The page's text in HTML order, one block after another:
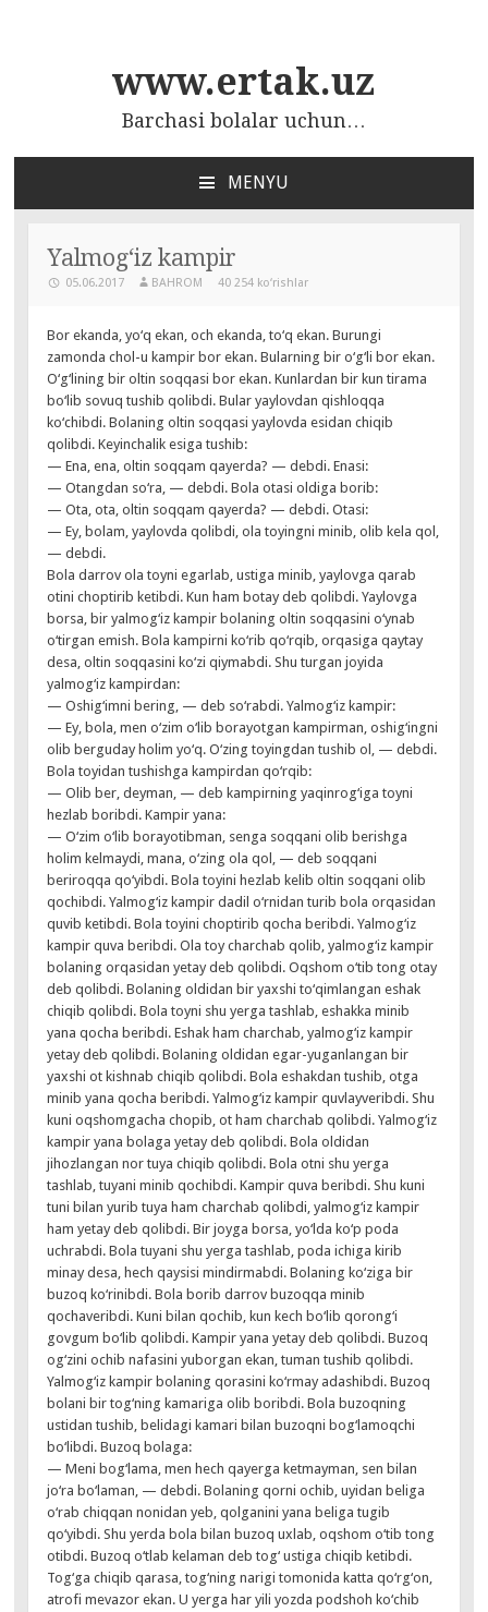
www.ertak.uz
Barchasi bolalar uchun…
MENYU
СОДЕРЖАНИЮ
Yalmog‘iz kampir
05.06.2017 BAHROM 40 254 ko‘rishlar
Bor ekanda, yo‘q ekan, och ekanda, to‘q ekan. Burungi
zamonda chol-u kampir bor ekan. Bularning bir o‘g‘li bor ekan.
O‘g‘lining bir oltin soqqasi bor ekan. Kunlardan bir kun tirama
bo‘lib sovuq tushib qolibdi. Bular yaylovdan qishloqqa
ko‘chibdi. Bolaning oltin soqqasi yaylovda esidan chiqib
qolibdi. Keyinchalik esiga tushib:
— Ena, ena, oltin soqqam qayerda? — debdi. Enasi:
— Otangdan so‘ra, — debdi. Bola otasi oldiga borib:
— Ota, ota, oltin soqqam qayerda? — debdi. Otasi:
— Ey, bolam, yaylovda qolibdi, ola toyingni minib, olib kela qol,
— debdi.
Bola darrov ola toyni egarlab, ustiga minib, yaylovga qarab
otini choptirib ketibdi. Kun ham botay deb qolibdi. Yaylovga
borsa, bir yalmog‘iz kampir bolaning oltin soqqasini o‘ynab
o‘tirgan emish. Bola kampirni ko‘rib qo‘rqib, orqasiga qaytay
desa, oltin soqqasini ko‘zi qiymabdi. Shu turgan joyida
yalmog‘iz kampirdan:
— Oshig‘imni bering, — deb so‘rabdi. Yalmog‘iz kampir:
— Ey, bola, men o‘zim o‘lib borayotgan kampirman, oshig‘ingni
olib berguday holim yo‘q. O‘zing toyingdan tushib ol, — debdi.
Bola toyidan tushishga kampirdan qo‘rqib:
— Olib ber, deyman, — deb kampirning yaqinrog‘iga toyni
hezlab boribdi. Kampir yana:
— O‘zim o‘lib borayotibman, senga soqqani olib berishga
holim kelmaydi, mana, o‘zing ola qol, — deb soqqani
beriroqqa qo‘yibdi. Bola toyini hezlab kelib oltin soqqani olib
qochibdi. Yalmog‘iz kampir dadil o‘rnidan turib bola orqasidan
quvib ketibdi. Bola toyini choptirib qocha beribdi. Yalmog‘iz
kampir quva beribdi. Ola toy charchab qolib, yalmog‘iz kampir
bolaning orqasidan yetay deb qolibdi. Oqshom o‘tib tong otay
deb qolibdi. Bolaning oldidan bir yaxshi to‘qimlangan eshak
chiqib qolibdi. Bola toyni shu yerga tashlab, eshakka minib
yana qocha beribdi. Eshak ham charchab, yalmog‘iz kampir
yetay deb qolibdi. Bolaning oldidan egar-yuganlangan bir
yaxshi ot kishnab chiqib qolibdi. Bola eshakdan tushib, otga
minib yana qocha beribdi. Yalmog‘iz kampir quvlayveribdi. Shu
kuni oqshomgacha chopib, ot ham charchab qolibdi. Yalmog‘iz
kampir yana bolaga yetay deb qolibdi. Bola oldidan
jihozlangan nor tuya chiqib qolibdi. Bola otni shu yerga
tashlab, tuyani minib qochibdi. Kampir quva beribdi. Shu kuni
tuni bilan yurib tuya ham charchab qolibdi, yalmog‘iz kampir
ham yetay deb qolibdi. Bir joyga borsa, yo‘lda ko‘p poda
uchrabdi. Bola tuyani shu yerga tashlab, poda ichiga kirib
minay desa, hech qaysisi mindirmabdi. Bolaning ko‘ziga bir
buzoq ko‘rinibdi. Bola borib darrov buzoqqa minib
qochaveribdi. Kuni bilan qochib, kun kech bo‘lib qorong‘i
govgum bo‘lib qolibdi. Kampir yana yetay deb qolibdi. Buzoq
og‘zini ochib nafasini yuborgan ekan, tuman tushib qolibdi.
Yalmog‘iz kampir bolaning qorasini ko‘rmay adashibdi. Buzoq
bolani bir tog‘ning kamariga olib boribdi. Bola buzoqning
ustidan tushib, belidagi kamari bilan buzoqni bog‘lamoqchi
bo‘libdi. Buzoq bolaga:
— Meni bog‘lama, men hech qayerga ketmayman, sen bilan
jo‘ra bo‘laman, — debdi. Bolaning qorni ochib, uyidan beliga
o‘rab chiqqan nonidan yeb, qolganini yana beliga tugib
qo‘yibdi. Shu yerda bola bilan buzoq uxlab, oqshom o‘tib tong
otibdi. Buzoq o‘tlab kelaman deb tog‘ ustiga chiqib ketibdi.
Tog‘ga chiqib qarasa, tog‘ning narigi tomonida katta qo‘rg‘on,
atrofi mevazor ekan. U yerga har yili yozda podshoh ko‘chib